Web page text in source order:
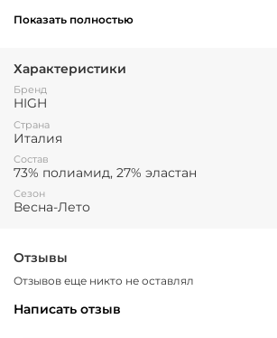
Эластичный пояс со шлевками и
Показать полностью
Характеристики
Бренд
HIGH
Страна
Италия
Состав
73% полиамид, 27% эластан
Сезон
Весна-Лето
Отзывы
Отзывов еще никто не оставлял
Написать отзыв